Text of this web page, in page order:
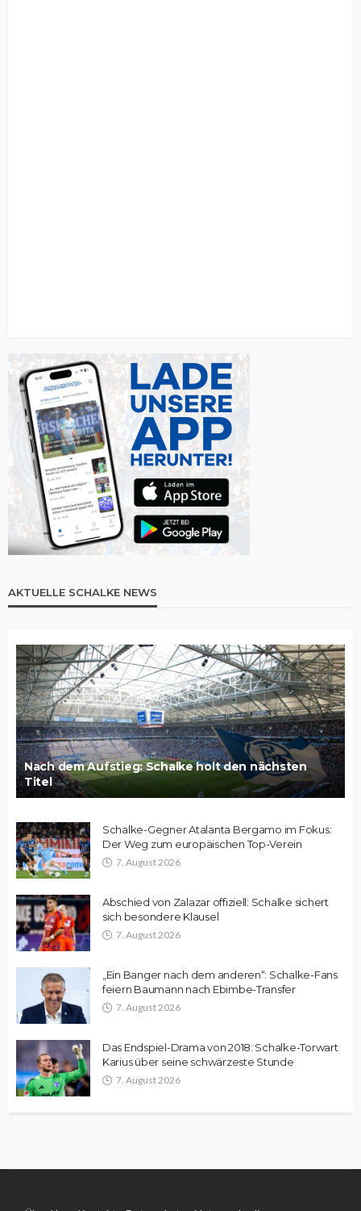
AKTUELLE SCHALKE NEWS
Nach dem Aufstieg: Schalke holt den nächsten
Titel
Schalke-Gegner Atalanta Bergamo im Fokus:
Der Weg zum europäischen Top-Verein
7. August 2026
Abschied von Zalazar offiziell: Schalke sichert
sich besondere Klausel
7. August 2026
„Ein Banger nach dem anderen“: Schalke-Fans
feiern Baumann nach Ebimbe-Transfer
7. August 2026
Das Endspiel-Drama von 2018: Schalke-Torwart
Karius über seine schwärzeste Stunde
7. August 2026